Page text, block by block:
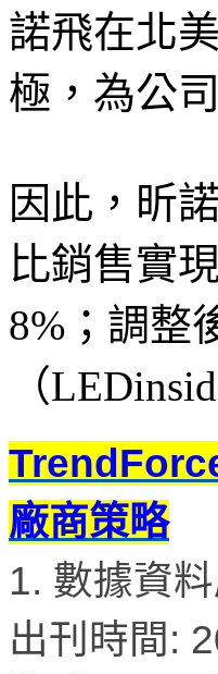
諾飛在北
極，為公
因此，昕
比銷售實
8%；調整
（
廠商策略
1. 數據資
出刊時間: